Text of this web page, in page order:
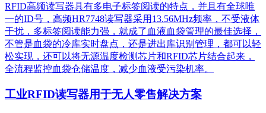
RFID高频读写器具有多电子标签阅读的特点，并且有全球唯
一的ID号，高频HR7748读写器采用13.56MHz频率，不受液体
干扰，多标签阅读能力强，就成了血液血袋管理的最佳选择，
不管是血袋的冷库实时盘点，还是进出库识别管理，都可以轻
松实现，还可以将无源温度检测芯片和RFID芯片结合起来，
全流程监控血袋仓储温度，减少血液受污染机率。
工业RFID读写器用于无人零售解决方案